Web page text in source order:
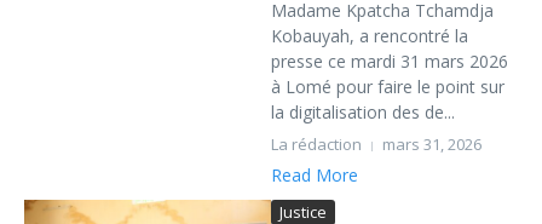
Madame Kpatcha Tchamdja
Kobauyah, a rencontré la
presse ce mardi 31 mars 2026
à Lomé pour faire le point sur
la digitalisation des de...
La rédaction mars 31, 2026
Read More
Justice